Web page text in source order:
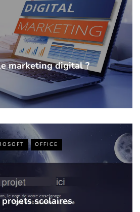
marketing digital ?
OFFICE
projets scolaires